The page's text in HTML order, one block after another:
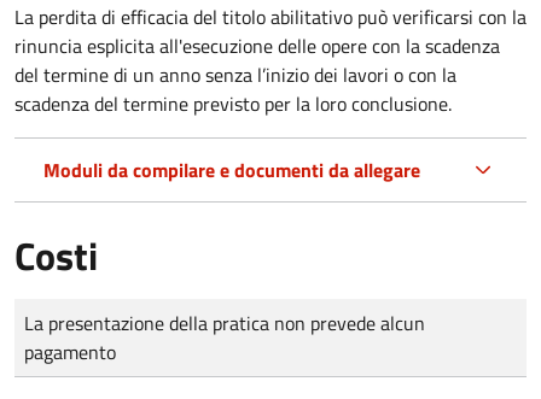
La perdita di efficacia del titolo abilitativo può verificarsi con la
rinuncia esplicita all'esecuzione delle opere con la scadenza
del termine di un anno senza l’inizio dei lavori o con la
scadenza del termine previsto per la loro conclusione.
Moduli da compilare e documenti da allegare
Costi
Tipo di pagamento
Importo
La presentazione della pratica non prevede alcun
pagamento